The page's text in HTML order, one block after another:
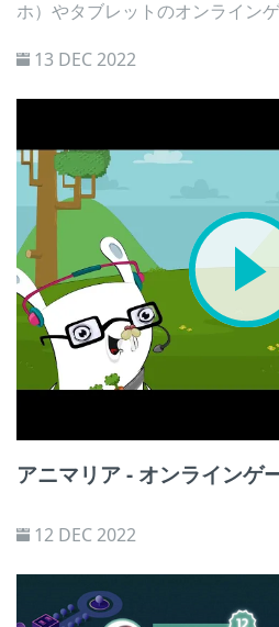
ホ）やタブレットのオンライン
13 DEC 2022
アニマリア - オンラインゲ
12 DEC 2022